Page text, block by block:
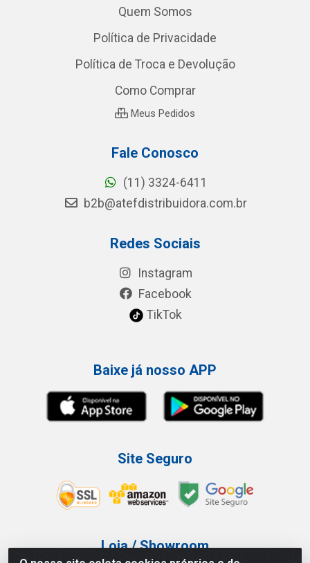
Quem Somos
Política de Privacidade
Política de Troca e Devolução
Como Comprar
Meus Pedidos
Fale Conosco
(11) 3324-6411
b2b@atefdistribuidora.com.br
Redes Sociais
Instagram
Facebook
TikTok
Baixe já nosso APP
Site Seguro
Loja / Showroom